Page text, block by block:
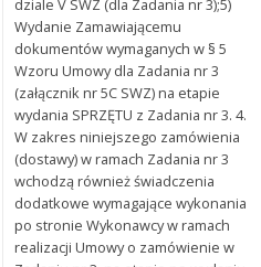
dziale V SWZ (dla Zadania nr 3);5)
Wydanie Zamawiającemu
dokumentów wymaganych w § 5
Wzoru Umowy dla Zadania nr 3
(załącznik nr 5C SWZ) na etapie
wydania SPRZĘTU z Zadania nr 3. 4.
W zakres niniejszego zamówienia
(dostawy) w ramach Zadania nr 3
wchodzą również świadczenia
dodatkowe wymagające wykonania
po stronie Wykonawcy w ramach
realizacji Umowy o zamówienie w